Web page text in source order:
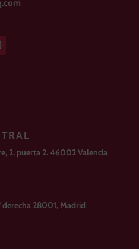
2, puerta 2. 46002 Valencia
derecha 28001, Madrid